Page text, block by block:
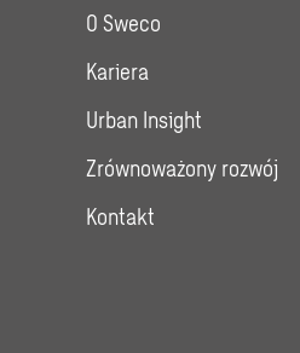
O Sweco
Kariera
Urban Insight
Zrównoważony rozwój
Kontakt